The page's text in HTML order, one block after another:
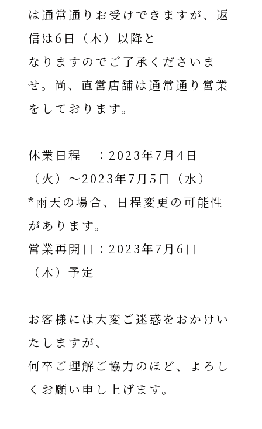
は通常通りお受けできますが、返
信は6日（木）以降と
なりますのでご了承くださいま
せ。尚、直営店舗は通常通り営業
をしております。
休業日程 ：2023年7月4日
（火）～2023年7月5日（水）
*雨天の場合、日程変更の可能性
があります。
営業再開日：2023年7月6日
（木）予定
お客様には大変ご迷惑をおかけい
たしますが、
何卒ご理解ご協力のほど、よろし
くお願い申し上げます。